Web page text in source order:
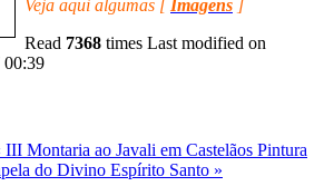
Veja aqui algumas [ Imagens ]
Read 7368 times Last modified on
00:39
III Montaria ao Javali em Castelãos Pintura
do Divino Espírito Santo »